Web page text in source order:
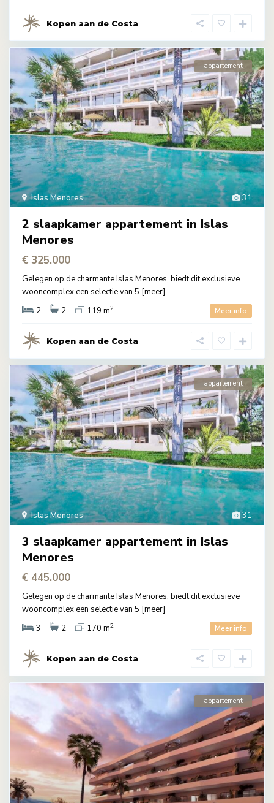
Kopen aan de Costa
31
Islas Menores
appartement
2 slaapkamer appartement in Islas
Menores
€ 325.000
Gelegen op de charmante Islas Menores, biedt dit exclusieve
wooncomplex een selectie van 5 [meer]
2
2 119 m2 Meer info
Kopen aan de Costa
31
Islas Menores
appartement
3 slaapkamer appartement in Islas
Menores
€ 445.000
Gelegen op de charmante Islas Menores, biedt dit exclusieve
wooncomplex een selectie van 5 [meer]
3
2 170 m2 Meer info
Kopen aan de Costa
appartement